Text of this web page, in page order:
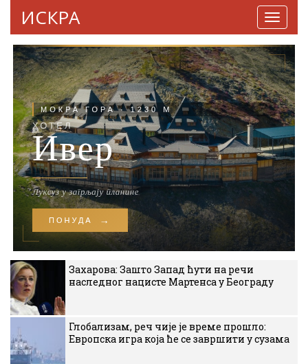
ИСКРА
Захарова: Зашто Запад ћути на речи
наследног нацисте Мартенса у Београду
Глобализам, реч чије је време прошло:
Европска игра која ће се завршити у сузама